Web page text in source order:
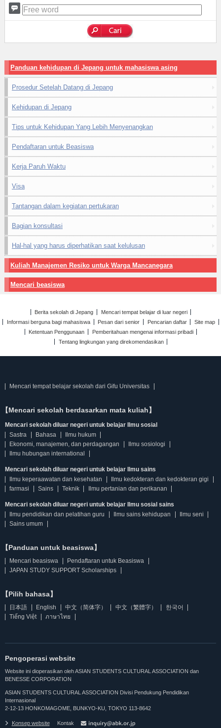
Panduan kehidupan di Jepang untuk mahasiswa asing
Prosedur Setelah Datang di Jepang
Kehidupan di Jepang
Tips untuk Kehidupan Yang Lebih Menyenangkan
Pendaftaran untuk Beasiswa
Kerja Paruh Waktu
Visa
Tantangan dalam kegiatan pertukaran
Bagian konsultasi
Hal-hal yang harus diperhatikan saat kelulusan
Kuliah Manajemen Resiko untuk Warga Mancanegara
Mencari beasiswa
Berita sekolah di Jepang
Mencari tempat belajar di luar negeri
Informasi berguna bagi mahasiswa
Pesan dari senior Pencarian daftar
Site map
Ketentuan Penggunaan
Pemberitahuan mengenai informasi pribadi
Tentang lingkungan yang direkomendasikan
Mencari tempat belajar sekolah dari Gifu Universitas
【Mencari sekolah berdasarkan mata kuliah】
Mencari sekolah diluar negeri untuk belajar Ilmu sosial
Sastra
Bahasa
Ilmu hukum
Ekonomi, manajemen, dan perdagangan
Ilmu sosiologi
Ilmu hubungan international
Mencari sekolah diluar negeri untuk belajar Ilmu sains
Ilmu keperaawatan dan kesehatan
Ilmu kedokteran dan kedokteran gigi
farmasi
Sains Teknik Ilmu pertanian dan perikanan
Mencari sekolah diluar negeri untuk belajar Ilmu sosial sains
Ilmu pendidikan dan pelatihan guru
Ilmu sains kehidupan
Ilmu seni
Sains umum
【Panduan untuk beasiswa】
Mencari beasiswa
Pendaftaran untuk Beasiswa
JAPAN STUDY SUPPORT Scholarships
【Pilih bahasa】
日本語 English 中文（简体字） 中文（繁體字）
한국어
Tiếng Việt
ภาษาไทย
Pengoperasi website
Website ini dioperasikan oleh ASIAN STUDENTS CULTURAL ASSOCIATION dan
BENESSE CORPORATION
ASIAN STUDENTS CULTURAL ASSOCIATION Divisi Pendukung Pendidikan
Internasional
2-12-13 HONKOMAGOME, BUNKYO-KU, TOKYO 113-8642
Konsep website Kontak